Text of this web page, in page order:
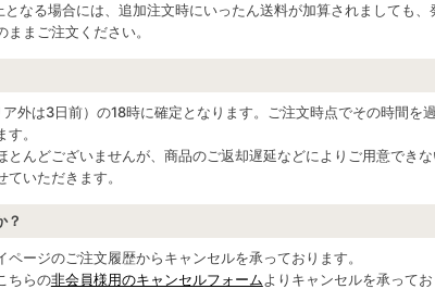
なる場合には、追加注文時にいったん送料が加算されましても、
まご注文ください。
外は3日前）の18時に確定となります。ご注文時点でその時間を
。
とんどございませんが、商品のご返却遅延などによりご用意でき
いただきます。
？
ージのご注文履歴からキャンセルを承っております。
ちらの非会員様用のキャンセルフォームよりキャンセルを承って